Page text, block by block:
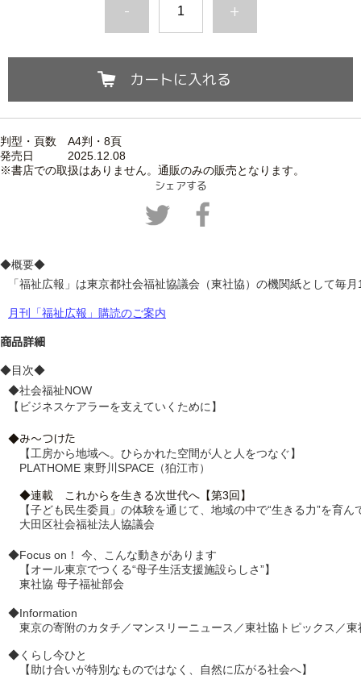
- +
カートに入れる
判型・頁数 A4判・8頁
発売日 2025.12. 08
※書店での取扱はありません。通販のみの販売となります。
シェアする
◆概要◆
「福祉広報」は東京都社会福祉協議会（東社協）の機関紙として
月刊「福祉広報」購読のご案内
商品詳細
◆目次◆
◆社会福祉NOW
【ビジネスケアラーを支えていくために】
◆み～つけた
【工房から地域へ。ひらかれた空間が人と人をつなぐ】
PLATHOME 東野川SPACE（狛江市）
◆連載　これからを生きる次世代へ【第3回】
【子ども民生委員」の体験を通じて、地域の中で“生きる力”を育ん
大田区社会福祉法人協議会
◆Focus on！ 今、こんな動きがあります
【オール東京でつくる“母子生活支援施設らしさ”】
東社協 母子福祉部会
◆Information
東京の寄附のカタチ／マンスリーニュース／東社協トピックス／東
◆くらし今ひと
【助け合いが特別なものではなく、自然に広がる社会へ】